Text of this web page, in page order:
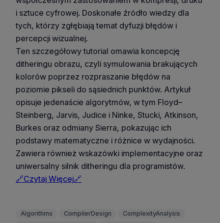
i sztuce cyfrowej. Doskonałe źródło wiedzy dla
tych, którzy zgłębiają temat dyfuzji błędów i
percepcji wizualnej.
Ten szczegółowy tutorial omawia koncepcję
ditheringu obrazu, czyli symulowania brakujących
kolorów poprzez rozpraszanie błędów na
poziomie pikseli do sąsiednich punktów. Artykuł
opisuje jedenaście algorytmów, w tym Floyd–
Steinberg, Jarvis, Judice i Ninke, Stucki, Atkinson,
Burkes oraz odmiany Sierra, pokazując ich
podstawy matematyczne i różnice w wydajności.
Zawiera również wskazówki implementacyjne oraz
uniwersalny silnik ditheringu dla programistów.
🔗Czytaj Więcej🔗
Algorithms CompilerDesign
ComplexityAnalysis